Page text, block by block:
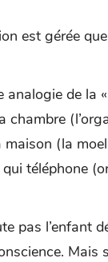
est gérée
de la
chambre
maison (la
téléphone
pas l’enfant
Mais